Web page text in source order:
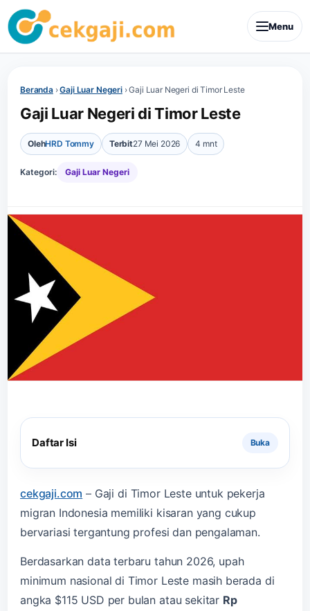
Menu
Beranda›Gaji Luar Negeri›Gaji Luar Negeri di Timor Leste
Gaji Luar Negeri di Timor Leste
OlehHRD Tommy Terbit27 Mei 2026 4 mnt
Kategori: Gaji Luar Negeri
Daftar Isi
cekgaji.com – Gaji di Timor Leste untuk pekerja
migran Indonesia memiliki kisaran yang cukup
bervariasi tergantung profesi dan pengalaman.
Berdasarkan data terbaru tahun 2026, upah
minimum nasional di Timor Leste masih berada di
angka $115 USD per bulan atau sekitar Rp